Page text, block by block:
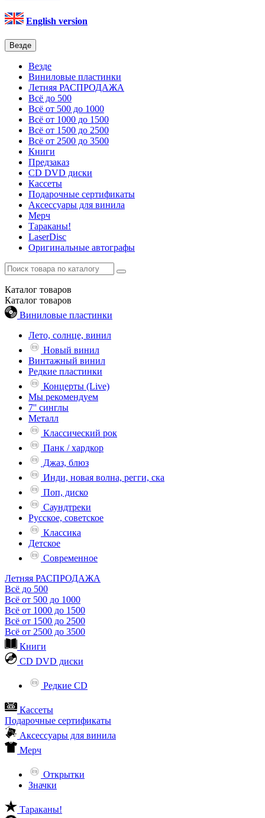
English version
Везде
Везде
Виниловые пластинки
Летняя РАСПРОДАЖА
Всё до 500
Всё от 500 до 1000
Всё от 1000 до 1500
Всё от 1500 до 2500
Всё от 2500 до 3500
Книги
Предзаказ
CD DVD диски
Кассеты
Подарочные сертификаты
Аксессуары для винила
Мерч
Тараканы!
LaserDisc
Оригинальные автографы
Каталог товаров
Каталог товаров
Виниловые пластинки
Лето, солнце, винил
Новый винил
Винтажный винил
Редкие пластинки
Концерты (Live)
Мы рекомендуем
7'' синглы
Металл
Классический рок
Панк / хардкор
Джаз, блюз
Инди, новая волна, регги, ска
Поп, диско
Саундтреки
Русское, советское
Классика
Детское
Современное
Летняя РАСПРОДАЖА
Всё до 500
Всё от 500 до 1000
Всё от 1000 до 1500
Всё от 1500 до 2500
Всё от 2500 до 3500
Книги
CD DVD диски
Редкие CD
Кассеты
Подарочные сертификаты
Аксессуары для винила
Мерч
Открытки
Значки
Тараканы!